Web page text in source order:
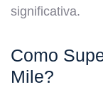
significativa.
Como
Mile?